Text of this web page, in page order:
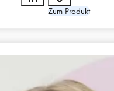
Zum Produkt